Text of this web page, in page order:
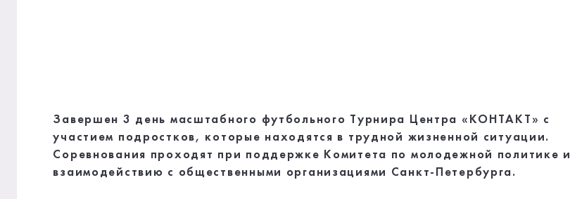
Завершен 3 день масштабного футбольного Турнира Центра «КОНТАКТ» с
участием подростков, которые находятся в трудной жизненной ситуации.
Соревнования проходят при поддержке Комитета по молодежной политике и
взаимодействию с общественными организациями Санкт-Петербурга.